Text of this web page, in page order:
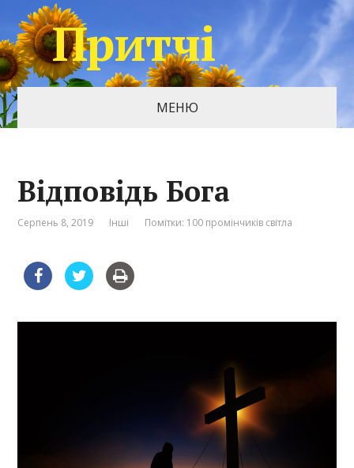
Притчі
МЕНЮ
Відповідь Бога
Серпень 8, 2019 Інші Помітки: 100 промінчиків світла